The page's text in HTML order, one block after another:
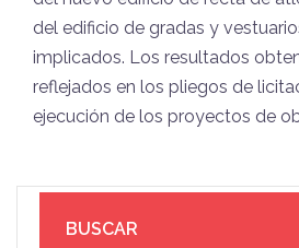
del edificio de gradas y
implicados. Los resultados
reflejados en los pliegos de
ejecución de los proyectos de
BUSCAR